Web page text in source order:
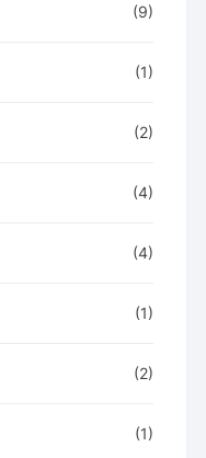
(9)
(1)
(2)
(4)
(4)
(1)
(2)
(1)